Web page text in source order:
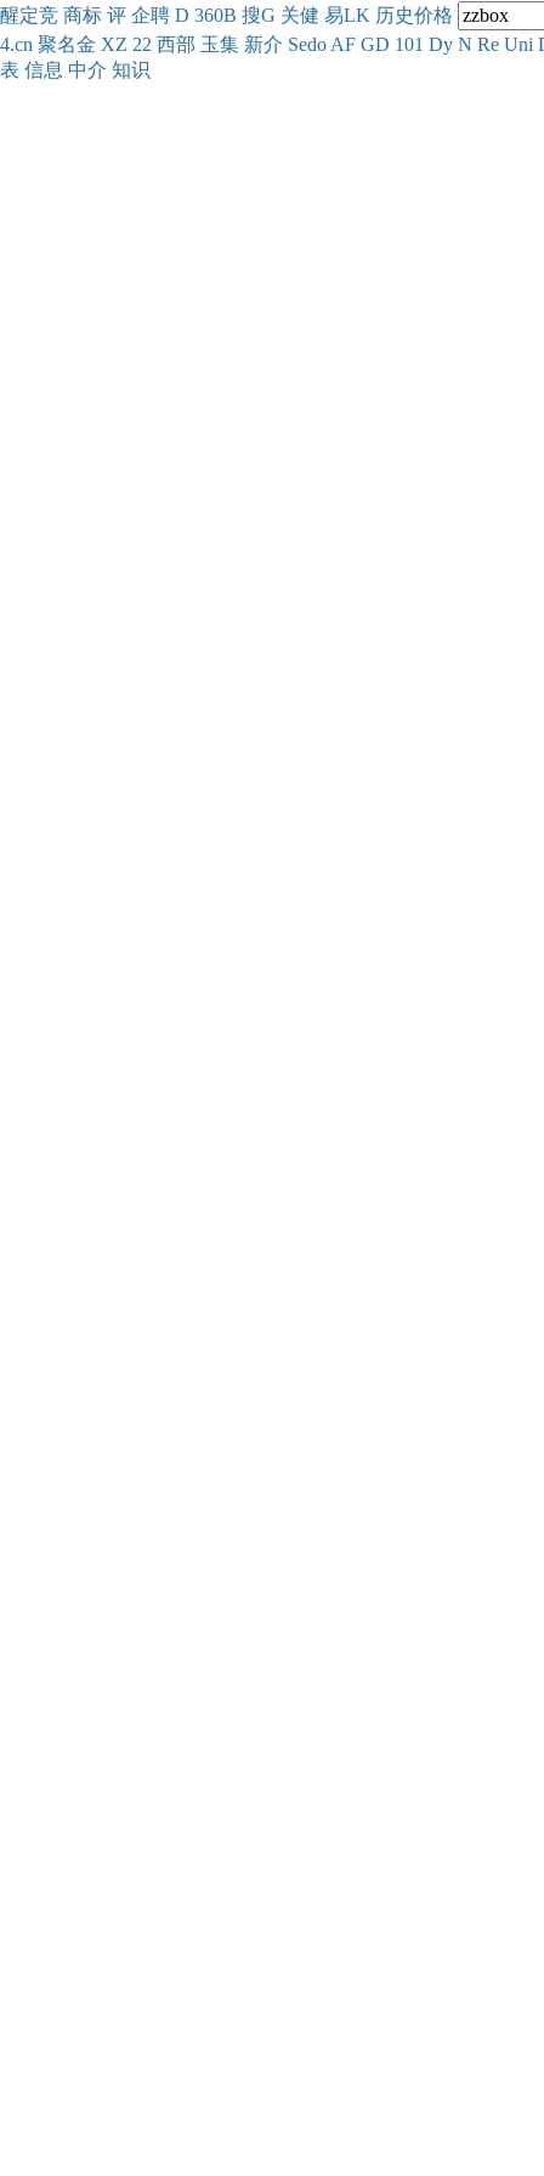
醒定竞 商标 评 企聘 D 360B 搜G 关健 易LK 历史价格
4.cn 聚名金 XZ 22 西部 玉集 新介 Sedo AF GD 101 Dy N Re Uni
表 信息 中介 知识